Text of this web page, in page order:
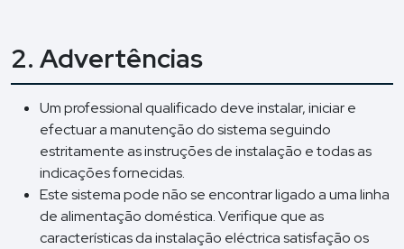
2. Advertências
Um professional qualificado deve instalar, iniciar e
efectuar a manutenção do sistema seguindo
estritamente as instruções de instalação e todas as
indicações fornecidas.
Este sistema pode não se encontrar ligado a uma linha
de alimentação doméstica. Verifique que as
características da instalação eléctrica satisfação os